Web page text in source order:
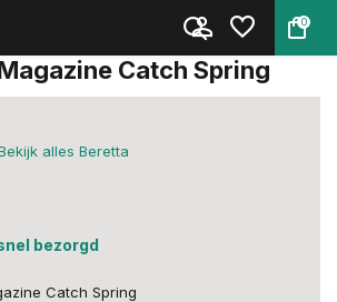
0
Beretta 92F Magazine Catch Spr...
Catch Spring
alles Beretta
bezorgd
Catch Spring